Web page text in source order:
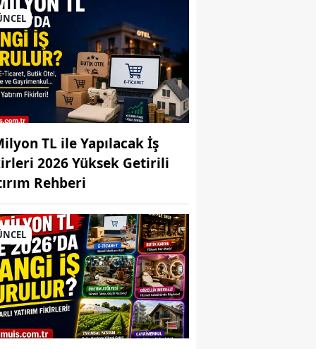
TL ile Yapılacak İş
2026 Yüksek Getirili
Rehberi